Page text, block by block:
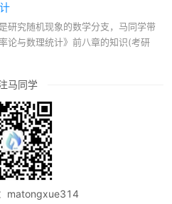
研究随机现象的数学分支，马同学带
论与数理统计》前八章的知识(考研
马同学
matongxue314